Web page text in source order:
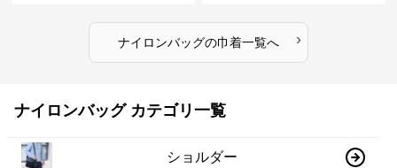
ナイロンバッグの巾着一覧へ ›
ナイロンバッグ カテゴリ一覧
ショルダー